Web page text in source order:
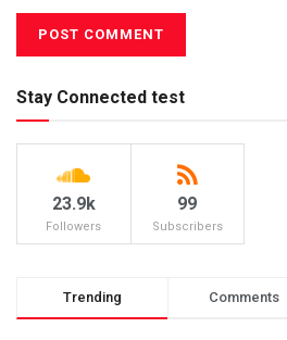
Stay Connected test
23.9k
Followers
99
Subscribers
Trending Comments